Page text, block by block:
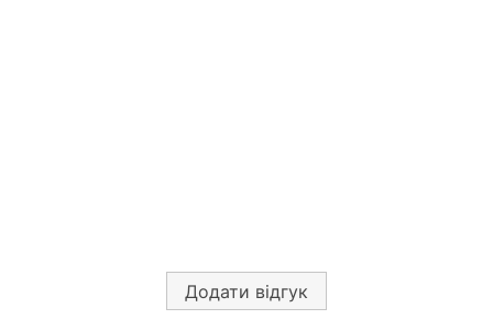
Додати відгук